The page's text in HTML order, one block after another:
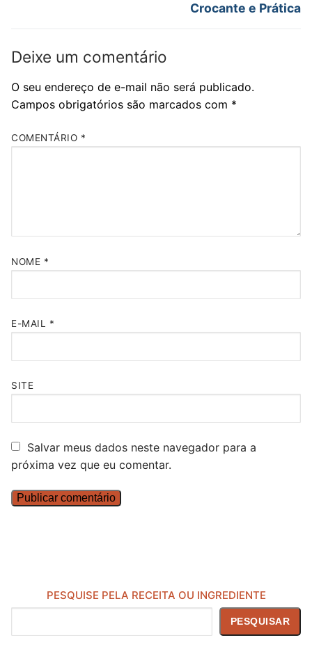
Crocante e Prática
Deixe um comentário
O seu endereço de e-mail não será publicado.
Campos obrigatórios são marcados com *
COMENTÁRIO *
NOME *
E-MAIL *
SITE
Salvar meus dados neste navegador para a
próxima vez que eu comentar.
PESQUISE PELA RECEITA OU INGREDIENTE
PESQUISAR